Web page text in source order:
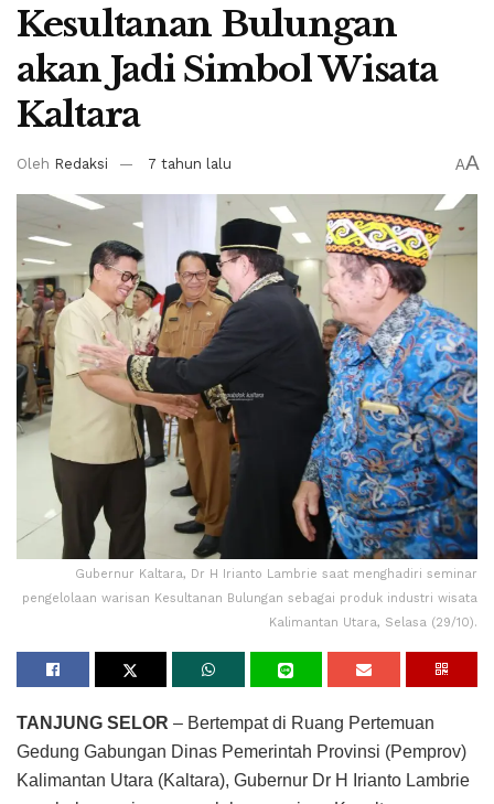
Kesultanan Bulungan
akan Jadi Simbol Wisata
Kaltara
Oleh Redaksi 7 tahun lalu AA
Gubernur Kaltara, Dr H Irianto Lambrie saat menghadiri seminar
pengelolaan warisan Kesultanan Bulungan sebagai produk industri wisata
Kalimantan Utara, Selasa (29/10).
TANJUNG SELOR – Bertempat di Ruang Pertemuan
Gedung Gabungan Dinas Pemerintah Provinsi (Pemprov)
Kalimantan Utara (Kaltara), Gubernur Dr H Irianto Lambrie